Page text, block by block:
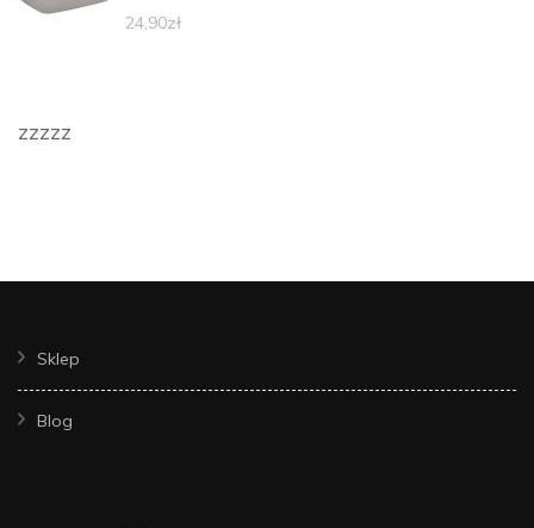
24,90zł
zzzzz
Sklep
Blog